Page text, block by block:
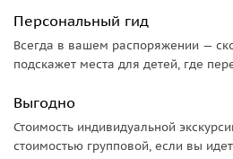
Персональный гид
Всегда в вашем распоряжении —
подскажет места для детей, где
Выгодно
Стоимость индивидуальной
стоимостью групповой, если вы